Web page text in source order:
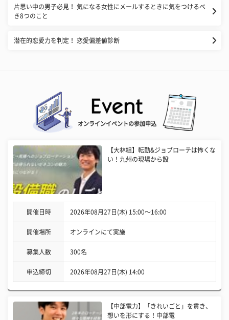
片思い中の男子必見！ 気になる女性にメールするときに気をつけるべ
き8つのこと
潜在的恋愛力を判定！ 恋愛偏差値診断
オンラインイベントの参加申込
【大林組】転勤&ジョブローテは怖くな
い！九州の現場から設
開催日時 2026年08月27日(木) 15:00〜16:00
開催場所 オンラインにて実施
募集人数 300名
申込締切 2026年08月27日(木) 14:00
【中部電力】「きれいごと」を貫き、
想いを形にする！中部電